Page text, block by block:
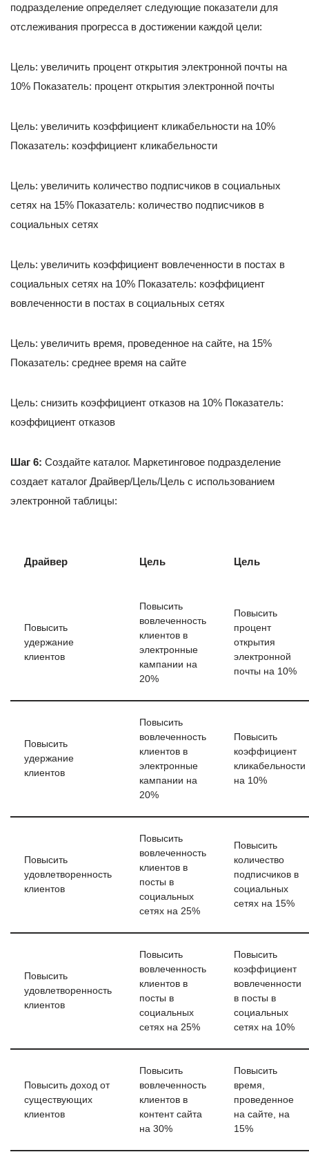
подразделение определяет следующие показатели для
отслеживания прогресса в достижении каждой цели:
Цель: увеличить процент открытия электронной почты на
10% Показатель: процент открытия электронной почты
Цель: увеличить коэффициент кликабельности на 10%
Показатель: коэффициент кликабельности
Цель: увеличить количество подписчиков в социальных
сетях на 15% Показатель: количество подписчиков в
социальных сетях
Цель: увеличить коэффициент вовлеченности в постах в
социальных сетях на 10% Показатель: коэффициент
вовлеченности в постах в социальных сетях
Цель: увеличить время, проведенное на сайте, на 15%
Показатель: среднее время на сайте
Цель: снизить коэффициент отказов на 10% Показатель:
коэффициент отказов
Шаг 6: Создайте каталог. Маркетинговое подразделение
создает каталог Драйвер/Цель/Цель с использованием
электронной таблицы:
Драйвер Цель Цель
Повысить
удержание
клиентов
Повысить
вовлеченность
клиентов в
электронные
кампании на
20%
Повысить
процент
открытия
электронной
почты на 10%
Повысить
удержание
клиентов
Повысить
вовлеченность
клиентов в
электронные
кампании на
20%
Повысить
коэффициент
кликабельности
на 10%
Повысить
удовлетворенность
клиентов
Повысить
вовлеченность
клиентов в
посты в
социальных
сетях на 25%
Повысить
количество
подписчиков в
социальных
сетях на 15%
Повысить
удовлетворенность
клиентов
Повысить
вовлеченность
клиентов в
посты в
социальных
сетях на 25%
Повысить
коэффициент
вовлеченности
в посты в
социальных
сетях на 10%
Повысить доход от
существующих
клиентов
Повысить
вовлеченность
клиентов в
контент сайта
на 30%
Повысить
время,
проведенное
на сайте, на
15%